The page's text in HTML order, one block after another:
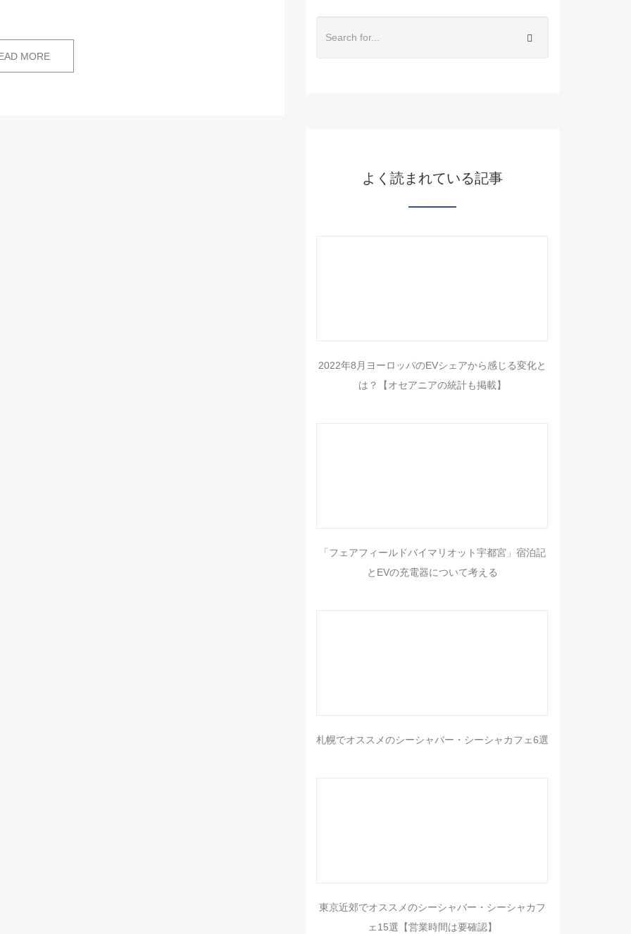
MORE
よく読まれている記事
2022年8月ヨーロッパのEVシェアから感じる変化と
は？【オセアニアの統計も掲載】
「フェアフィールドバイマリオット宇都宮」宿泊記
とEVの充電器について考える
札幌でオススメのシーシャバー・シーシャカフェ6選
東京近郊でオススメのシーシャバー・シーシャカフ
ェ15選【営業時間は要確認】